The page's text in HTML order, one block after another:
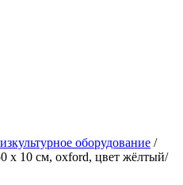
оборудование /
х 10 см, oxford, цвет жёлтый/